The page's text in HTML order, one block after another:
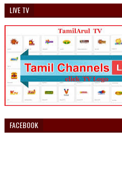
LIVE TV
FACEBOOK